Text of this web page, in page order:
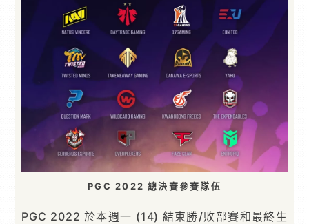
PGC 2022 總決賽參賽隊伍
PGC 2022 於本週一 (14) 結束勝/敗部賽和最終生